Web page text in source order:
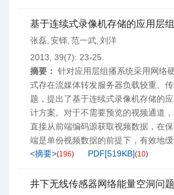
基于连续式录像机存储的应用层
张磊, 安铎, 范一武, 刘洋
2013, 39(7): 23-25.
摘要： 针对应用层组播系统采用网络
式存在流媒体转发服务器负载较重、
题，提出了基于连续式录像机存储的
计方案。对于不需要预览的视频通道
直接从前端编码源获取视频数据，在
端是单份视频数据的前提下，有效地缓
<摘要>(196) PDF[519KB](10)
井下无线传感器网络能量空洞问